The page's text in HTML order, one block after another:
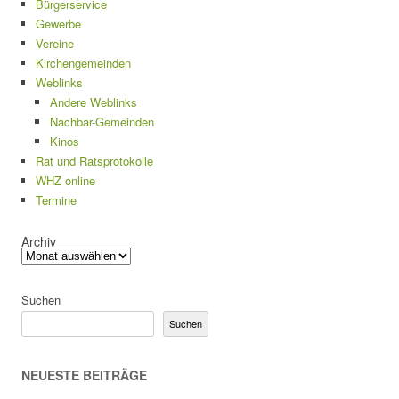
Bürgerservice
Gewerbe
Vereine
Kirchengemeinden
Weblinks
Andere Weblinks
Nachbar-Gemeinden
Kinos
Rat und Ratsprotokolle
WHZ online
Termine
Archiv
Suchen
Suchen
NEUESTE BEITRÄGE